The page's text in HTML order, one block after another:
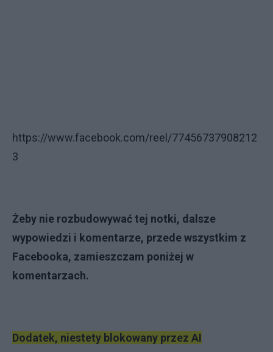
https://www.facebook.com/reel/77456737908212
3
Żeby nie rozbudowywać tej notki, dalsze
wypowiedzi i komentarze, przede wszystkim z
Facebooka, zamieszczam poniżej w
komentarzach.
Dodatek, niestety blokowany przez AI